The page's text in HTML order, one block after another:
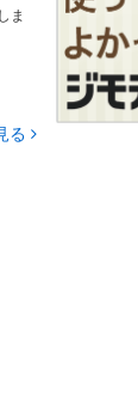
ま
る